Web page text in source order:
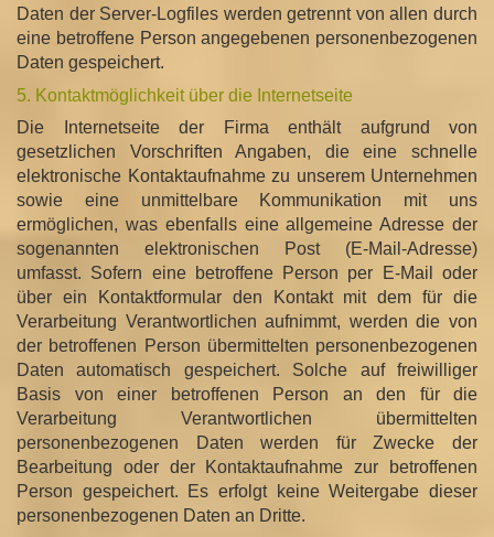
Daten der Server-Logfiles werden getrennt von allen durch
eine betroffene Person angegebenen personenbezogenen
Daten gespeichert.
5. Kontaktmöglichkeit über die Internetseite
Die Internetseite der Firma enthält aufgrund von
gesetzlichen Vorschriften Angaben, die eine schnelle
elektronische Kontaktaufnahme zu unserem Unternehmen
sowie eine unmittelbare Kommunikation mit uns
ermöglichen, was ebenfalls eine allgemeine Adresse der
sogenannten elektronischen Post (E-Mail-Adresse)
umfasst. Sofern eine betroffene Person per E-Mail oder
über ein Kontaktformular den Kontakt mit dem für die
Verarbeitung Verantwortlichen aufnimmt, werden die von
der betroffenen Person übermittelten personenbezogenen
Daten automatisch gespeichert. Solche auf freiwilliger
Basis von einer betroffenen Person an den für die
Verarbeitung Verantwortlichen übermittelten
personenbezogenen Daten werden für Zwecke der
Bearbeitung oder der Kontaktaufnahme zur betroffenen
Person gespeichert. Es erfolgt keine Weitergabe dieser
personenbezogenen Daten an Dritte.